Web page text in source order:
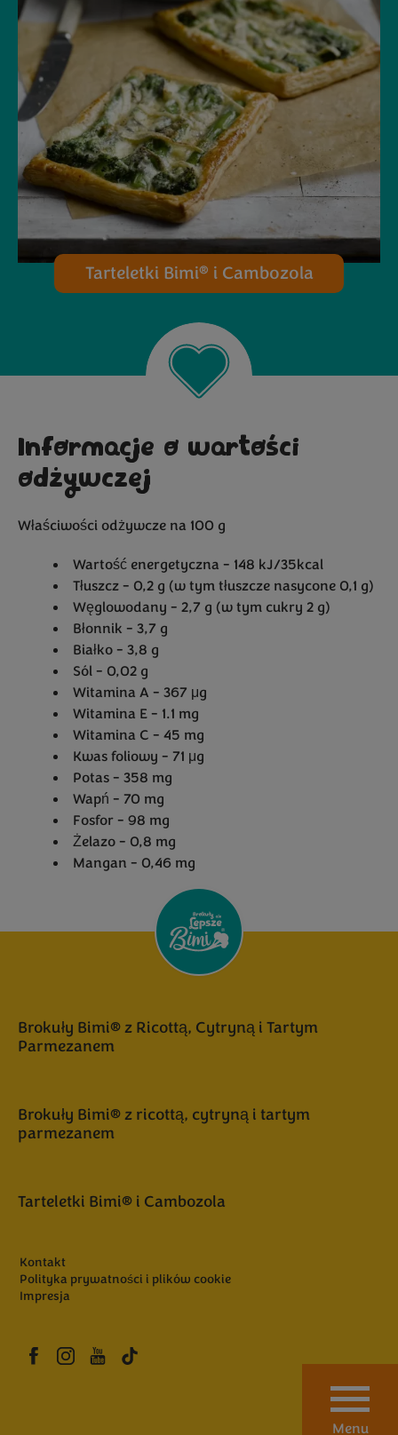
Tarteletki Bimi® i Cambozola
Informacje o wartości
odżywczej
Właściwości odżywcze na 100 g
Wartość energetyczna - 148 kJ/35kcal
Tłuszcz - 0,2 g (w tym tłuszcze nasycone 0,1 g)
Węglowodany - 2,7 g (w tym cukry 2 g)
Błonnik - 3,7 g
Białko - 3,8 g
Sól - 0,02 g
Witamina A - 367 μg
Witamina E - 1.1 mg
Witamina C - 45 mg
Kwas foliowy - 71 μg
Potas - 358 mg
Wapń - 70 mg
Fosfor - 98 mg
Żelazo - 0,8 mg
Mangan - 0,46 mg
Brokuły Bimi® z Ricottą, Cytryną i Tartym
Parmezanem
Brokuły Bimi® z ricottą, cytryną i tartym
parmezanem
Tarteletki Bimi® i Cambozola
Kontakt
Polityka prywatności i plików cookie
Impresja
Menu